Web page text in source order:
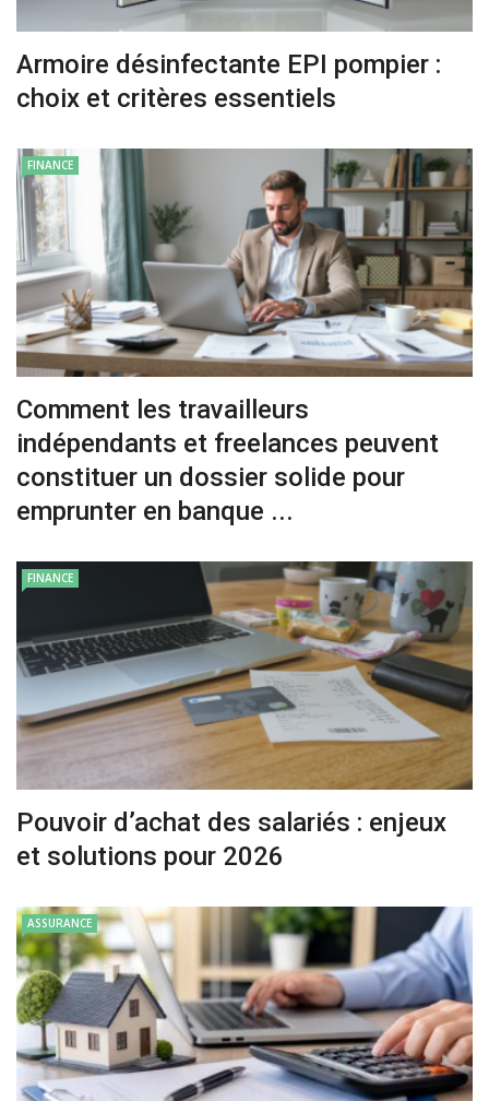
Armoire désinfectante EPI pompier :
choix et critères essentiels
FINANCE
Comment les travailleurs
indépendants et freelances peuvent
constituer un dossier solide pour
emprunter en banque ...
FINANCE
Pouvoir d’achat des salariés : enjeux
et solutions pour 2026
ASSURANCE